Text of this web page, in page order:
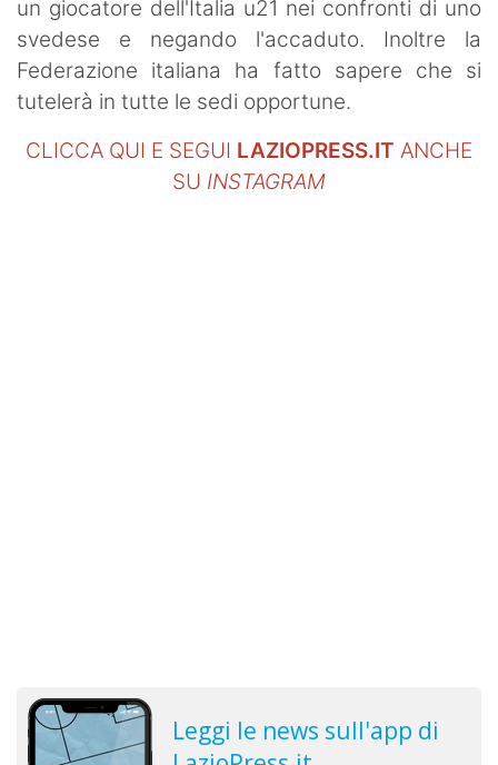
un giocatore dell'Italia u21 nei confronti di uno
svedese e negando l'accaduto. Inoltre la
Federazione italiana ha fatto sapere che si
tutelerà in tutte le sedi opportune.
CLICCA QUI E SEGUI LAZIOPRESS.IT ANCHE
SU INSTAGRAM